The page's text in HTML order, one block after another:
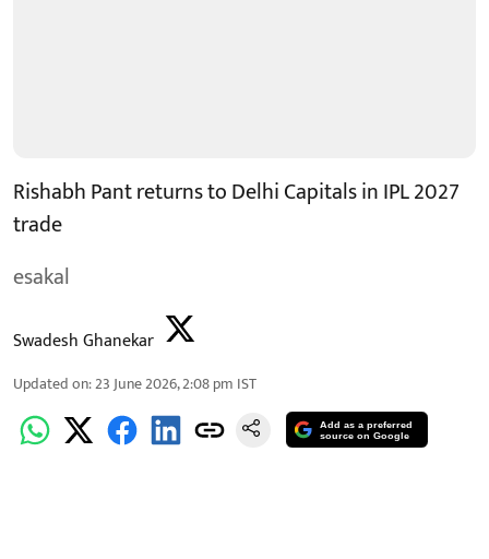
Rishabh Pant returns to Delhi Capitals in IPL 2027
trade
esakal
Swadesh Ghanekar
Updated on:23 June 2026, 2:08 pm IST
Add as a preferred
source on Google